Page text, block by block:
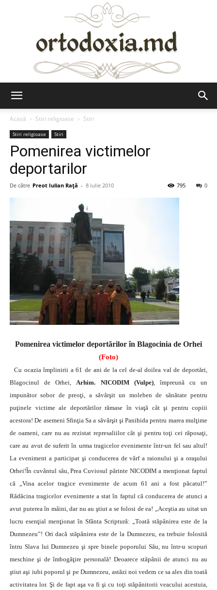
Acasă
Stiri religioase Stiri
Stiri religioase Stiri
Pomenirea victimelor
deportarilor
De către Preot Iulian Raţă - 8 iulie 2010 0
795
Pomenirea victimelor deportărilor în Blagocinia de Orhei
(Foto)
Cu ocazia împlinirii a 61 de ani de la cel de-al doilea val de deportări,
Blagocinul de Orhei,Arhim. NICODIM (Vulpe), împreună cu un
impunător sobor de preoţi, a săvârşit un moleben de sănătate pentru
puţinele victime ale deportărilor rămase în viaţă cât şi pentru copiii
acestora! De asemeni Sfinţia Sa a săvârşit şi Panihida pentru marea mulţime
de oameni, care nu au rezistat represaliilor cât şi pentru toţi cei răposaţi,
care au avut de suferit în urma tragicelor evenimente într-un fel sau altul!
La eveniment a participat şi conducerea de vârf a raionului şi a oraşului
Orhei!În cuvântul său, Prea Cuviosul părinte NICODIM a menţionat faptul
că „Vina acelor tragice evenimente de acum 61 ani a fost păcatul!”
Rădăcina tragicelor evenimente a stat în faptul că conducerea de atunci a
avut puterea în mâini, dar nu au ştiut a se folosi de ea! „Aceştia au uitat un
lucru esenţial menţionat în Sfânta Scriptură: „Toată stăpânirea este de la
Dumnezeu”! Ori dacă stăpânirea este de la Dumnezeu, ea trebuie folosită
întru Slava lui Dumnezeu şi spre binele poporului Său, nu într-u scopuri
meschine şi de îmbogăţire personală! Deoarece stăpânii de atunci nu au
ştiut aşi iubi poporul şi pe Dumnezeu, astăzi noi vedem ce sa ales din toată
activitatea lor. Şi de fapt aşa va fi şi cu toţi stăpânitorii veacului acestuia,